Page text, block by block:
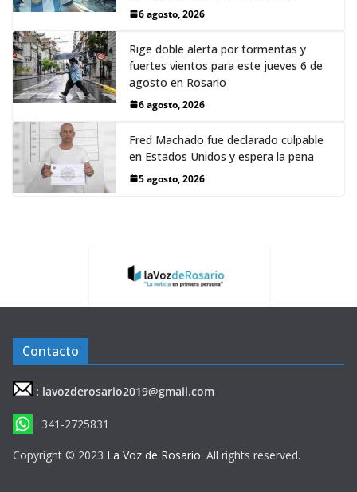
6 agosto, 2026
Rige doble alerta por tormentas y
fuertes vientos para este jueves 6 de
agosto en Rosario
6 agosto, 2026
Fred Machado fue declarado culpable
en Estados Unidos y espera la pena
5 agosto, 2026
Contacto
: lavozderosario2019@gmail.com
: 341-2725831
Copyright © 2023 La Voz de Rosario. All rights reserved.